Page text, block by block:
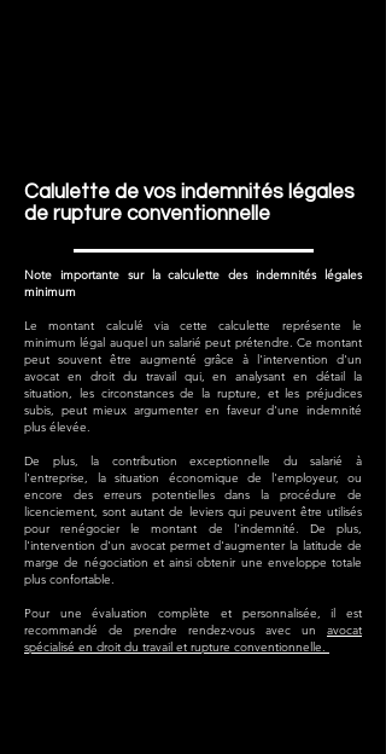
Calulette de vos indemnités légales
de rupture conventionnelle
Note importante sur la calculette des indemnités légales
minimum
Le montant calculé via cette calculette représente le
minimum légal auquel un salarié peut prétendre. Ce montant
peut souvent être augmenté grâce à l'intervention d'un
avocat en droit du travail qui, en analysant en détail la
situation, les circonstances de la rupture, et les préjudices
subis, peut mieux argumenter en faveur d'une indemnité
plus élevée.
De plus, la contribution exceptionnelle du salarié à
l'entreprise, la situation économique de l'employeur, ou
encore des erreurs potentielles dans la procédure de
licenciement, sont autant de leviers qui peuvent être utilisés
pour renégocier le montant de l'indemnité. De plus,
l'intervention d'un avocat permet d'augmenter la latitude de
marge de négociation et ainsi obtenir une enveloppe totale
plus confortable.
Pour une évaluation complète et personnalisée, il est
recommandé de prendre rendez-vous avec un avocat
spécialisé en droit du travail et rupture conventionnelle.